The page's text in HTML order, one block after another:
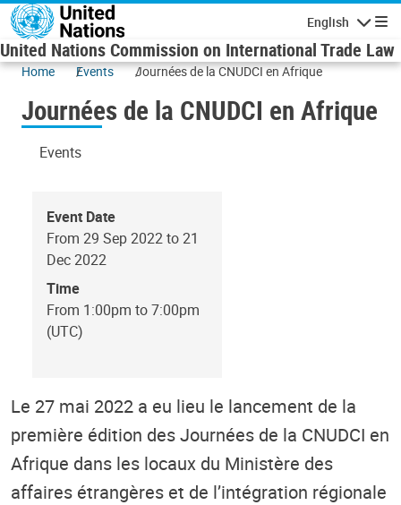
Skip to main content
English
United Nations Commission on International Trade Law
Home Events Journées de la CNUDCI en Afrique
Journées de la CNUDCI en Afrique
Events
Event Date
From 29 Sep 2022 to 21
Dec 2022
Time
From 1:00pm to 7:00pm
(UTC)
Le 27 mai 2022 a eu lieu le lancement de la
première édition des Journées de la CNUDCI en
Afrique dans les locaux du Ministère des
affaires étrangères et de l’intégration régionale